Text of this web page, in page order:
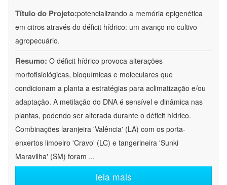
Título do Projeto:potencializando a memória epigenética
em citros através do déficit hídrico: um avanço no cultivo
agropecuário.
Resumo: O déficit hídrico provoca alterações
morfofisiológicas, bioquímicas e moleculares que
condicionam a planta a estratégias para aclimatização e/ou
adaptação. A metilação do DNA é sensível e dinâmica nas
plantas, podendo ser alterada durante o déficit hídrico.
Combinações laranjeira 'Valência' (LA) com os porta-
enxertos limoeiro 'Cravo' (LC) e tangerineira 'Sunki
Maravilha' (SM) foram ...
leia mais